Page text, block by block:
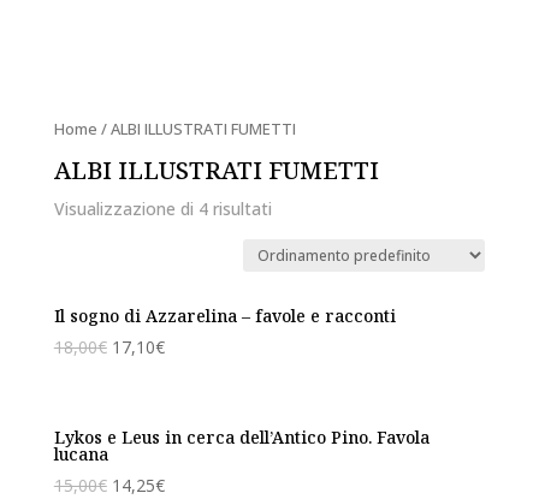
Home / ALBI ILLUSTRATI FUMETTI
ALBI ILLUSTRATI FUMETTI
Visualizzazione di 4 risultati
Il sogno di Azzarelina – favole e racconti
18,00€ 17,10€
Lykos e Leus in cerca dell’Antico Pino. Favola
lucana
15,00€ 14,25€